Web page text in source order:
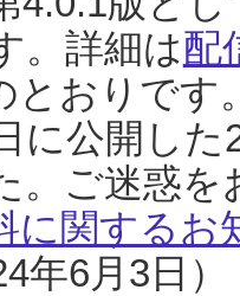
。詳細は配
とおりです
に公開し
。ご迷惑
に関するお
年6月3日）